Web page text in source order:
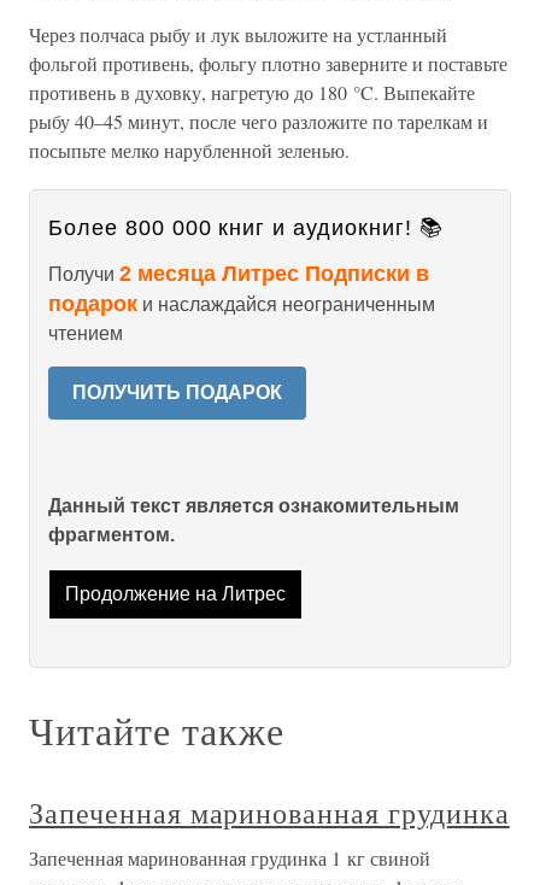
Через полчаса рыбу и лук выложите на устланный
фольгой противень, фольгу плотно заверните и поставьте
противень в духовку, нагретую до 180 °C. Выпекайте
рыбу 40–45 минут, после чего разложите по тарелкам и
посыпьте мелко нарубленной зеленью.
Более 800 000 книг и аудиокниг! 📚
Получи 2 месяца Литрес Подписки в
подарок и наслаждайся неограниченным
чтением
ПОЛУЧИТЬ ПОДАРОК
Данный текст является ознакомительным
фрагментом.
Продолжение на Литрес
Читайте также
Запеченная маринованная грудинка
Запеченная маринованная грудинка 1 кг свиной